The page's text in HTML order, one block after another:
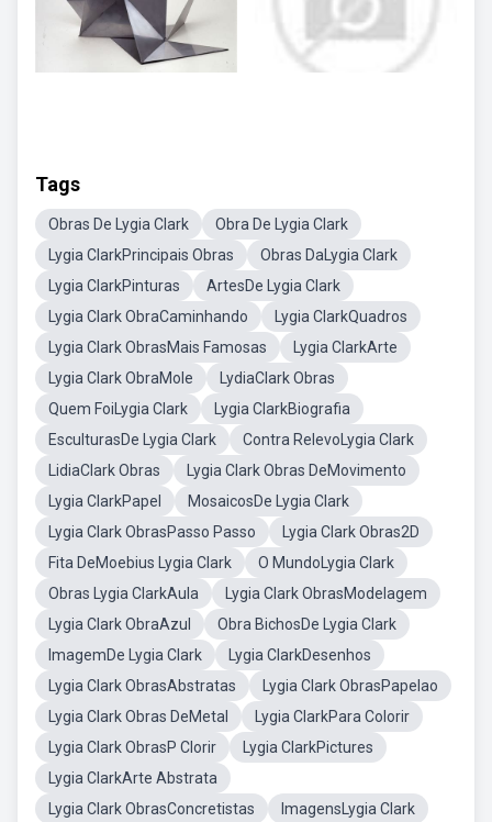
Tags
Obras De Lygia Clark
Obra De Lygia Clark
Lygia ClarkPrincipais Obras
Obras DaLygia Clark
Lygia ClarkPinturas
ArtesDe Lygia Clark
Lygia Clark ObraCaminhando
Lygia ClarkQuadros
Lygia Clark ObrasMais Famosas
Lygia ClarkArte
Lygia Clark ObraMole
LydiaClark Obras
Quem FoiLygia Clark
Lygia ClarkBiografia
EsculturasDe Lygia Clark
Contra RelevoLygia Clark
LidiaClark Obras
Lygia Clark Obras DeMovimento
Lygia ClarkPapel
MosaicosDe Lygia Clark
Lygia Clark ObrasPasso Passo
Lygia Clark Obras2D
Fita DeMoebius Lygia Clark
O MundoLygia Clark
Obras Lygia ClarkAula
Lygia Clark ObrasModelagem
Lygia Clark ObraAzul
Obra BichosDe Lygia Clark
ImagemDe Lygia Clark
Lygia ClarkDesenhos
Lygia Clark ObrasAbstratas
Lygia Clark ObrasPapelao
Lygia Clark Obras DeMetal
Lygia ClarkPara Colorir
Lygia Clark ObrasP Clorir
Lygia ClarkPictures
Lygia ClarkArte Abstrata
Lygia Clark ObrasConcretistas
ImagensLygia Clark